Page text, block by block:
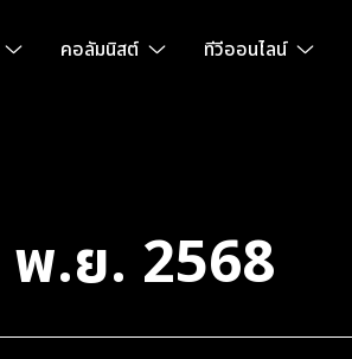
คอลัมนิสต์ ทีวีออนไลน์
พ.ย. 2568